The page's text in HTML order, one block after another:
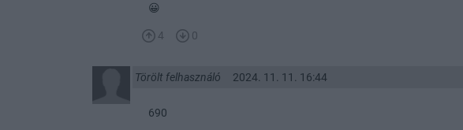
😀
4 0
Törölt felhasználó 2024. 11. 11. 16:44
690